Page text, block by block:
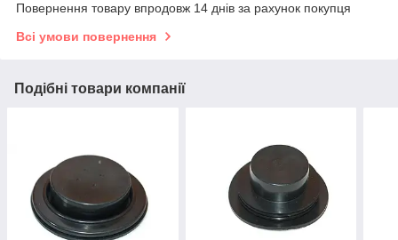
Повернення товару впродовж 14 днів за рахунок покупця
Всі умови повернення
Подібні товари компанії